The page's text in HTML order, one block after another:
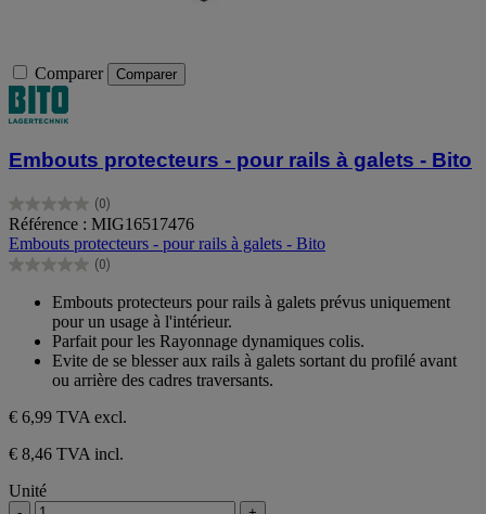
Comparer Comparer
Embouts protecteurs - pour rails à galets - Bito
(0)
0.0
sur
5
étoiles.
Référence : MIG16517476
Embouts protecteurs - pour rails à galets - Bito
(0)
0.0
étoiles.
Embouts protecteurs pour rails à galets prévus uniquement
pour un usage à l'intérieur.
Parfait pour les Rayonnage dynamiques colis.
Evite de se blesser aux rails à galets sortant du profilé avant
ou arrière des cadres traversants.
€ 6,99 TVA excl.
€ 8,46 TVA incl.
Unité